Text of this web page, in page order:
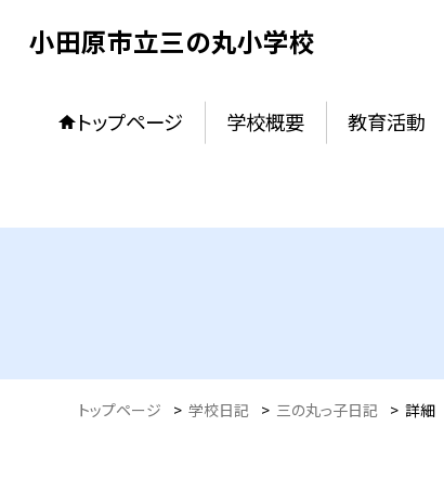
小田原市立三の丸小学校
トップページ 学校概要 教育活動
トップページ > 学校日記 > 三の丸っ子日記 > 詳細